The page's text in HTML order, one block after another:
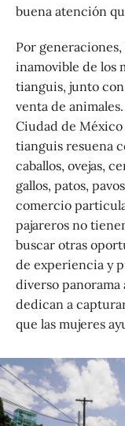
buena atención
Por
inamovible de los
tianguis, junto
venta de
Ciudad de
tianguis resuena
caballos, ovejas,
gallos, patos,
comercio
pajareros no
buscar otras
de experiencia y
diverso panorama
dedican a
que las mujeres